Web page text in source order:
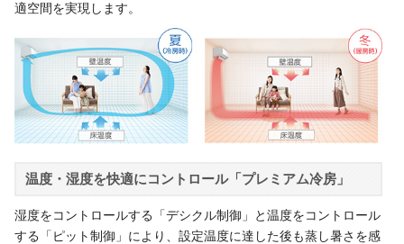
適空間を実現します。
温度・湿度を快適にコントロール「プレミアム冷房」
湿度をコントロールする「デシクル制御」と温度をコントロール
する「ピット制御」により、設定温度に達した後も蒸し暑さを感